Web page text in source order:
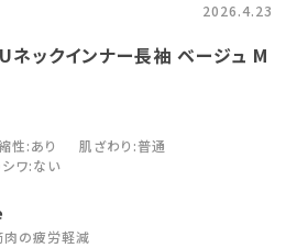
2026.4.23
ネックインナー長袖 ベージュ M
性:あり 肌ざわり :普通
ワ:ない
肉の疲労軽減